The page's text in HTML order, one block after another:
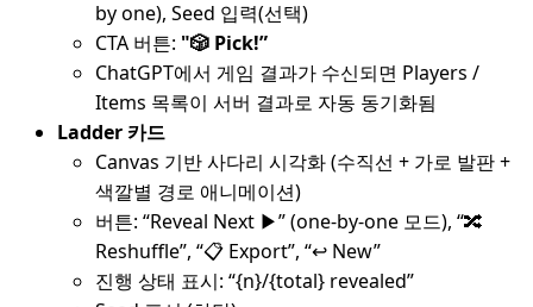
by one), Seed 입력(선택)
CTA 버튼: "🎲 Pick!”
ChatGPT에서 게임 결과가 수신되면 Players /
Items 목록이 서버 결과로 자동 동기화됨
Ladder 카드
Canvas 기반 사다리 시각화 (수직선 + 가로 발판 +
색깔별 경로 애니메이션)
버튼: “Reveal Next ▶” (one-by-one 모드), “🔀
Reshuffle”, “📋 Export”, “↩ New”
진행 상태 표시: “{n}/{total} revealed”